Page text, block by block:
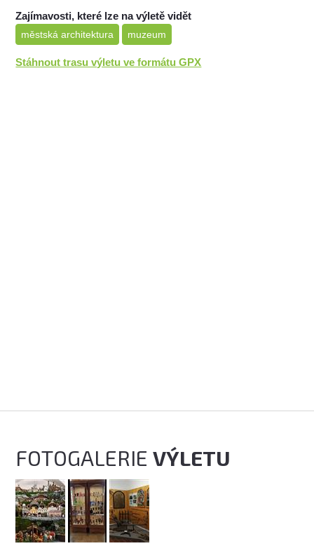
Zajímavosti, které lze na výletě vidět
městská architektura muzeum
Stáhnout trasu výletu ve formátu GPX
FOTOGALERIEVÝLETU